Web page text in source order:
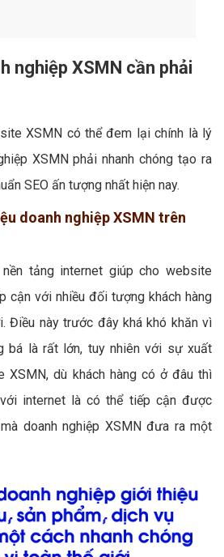
nghiệp XSMN cần phải
XSMN có thể đem lại chính là lý
XSMN phải nhanh chóng tạo ra
SEO ấn tượng nhất hiện nay.
doanh nghiệp XSMN trên
tảng internet giúp cho website
cận với nhiều đối tượng khách hàng
Điều này trước đây khá khó khăn vì
bá là rất lớn, tuy nhiên với sự xuất
XSMN, dù khách hàng có ở đâu thì
internet là có thể tiếp cận được
doanh nghiệp XSMN đưa ra một